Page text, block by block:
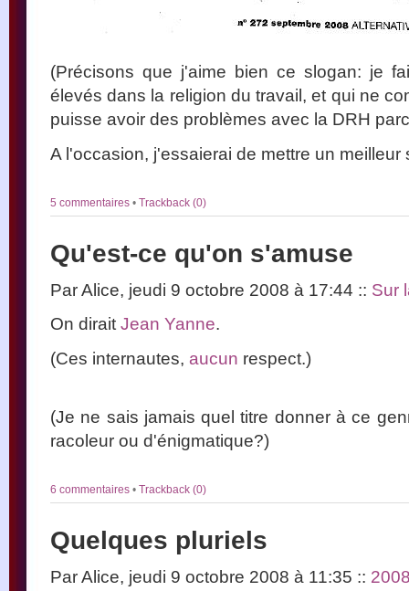
(Précisons que j'aime bien ce slogan: je
élevés dans la religion du travail, et qui ne
puisse avoir des problèmes avec la DRH
A l'occasion, j'essaierai de mettre un meilleur
5 commentaires • Trackback (0)
Qu'est-ce qu'on s'amuse
Par Alice, jeudi 9 octobre 2008 à 17:44 :: Sur
On dirait Jean Yanne.
(Ces internautes, aucun respect.)
(Je ne sais jamais quel titre donner à ce
racoleur ou d'énigmatique?)
6 commentaires • Trackback (0)
Quelques pluriels
Par Alice, jeudi 9 octobre 2008 à 11:35 ::